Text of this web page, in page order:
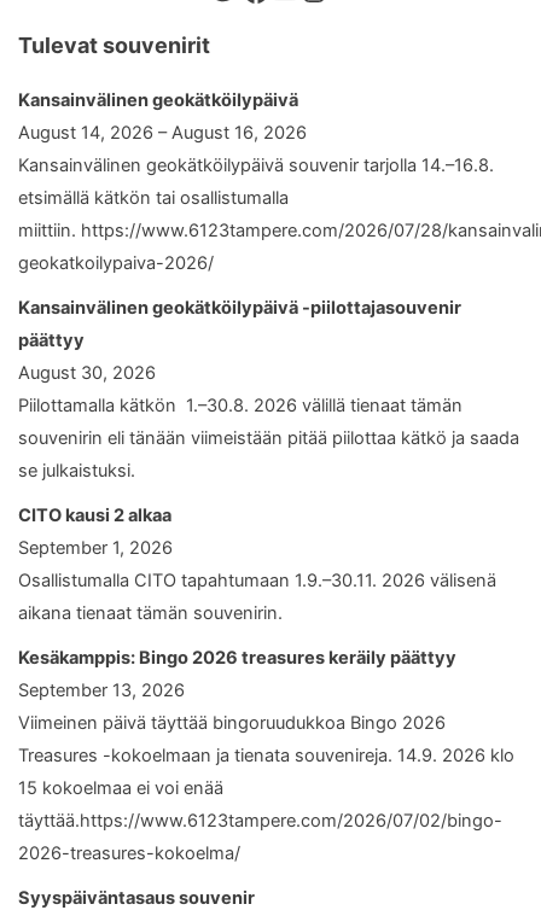
Tulevat souvenirit
Kansainvälinen geokätköilypäivä
August 14, 2026 – August 16, 2026
Kansainvälinen geokätköilypäivä souvenir tarjolla 14.–16.8.
etsimällä kätkön tai osallistumalla
miittiin. https://www.6123tampere.com/2026/07/28/
geokatkoilypaiva-2026/
Kansainvälinen geokätköilypäivä -piilottajasouvenir
päättyy
August 30, 2026
Piilottamalla kätkön 1.–30.8. 2026 välillä tienaat tämän
souvenirin eli tänään viimeistään pitää piilottaa kätkö ja saada
se julkaistuksi.
CITO kausi 2 alkaa
September 1, 2026
Osallistumalla CITO tapahtumaan 1.9.–30.11. 2026 välisenä
aikana tienaat tämän souvenirin.
Kesäkamppis: Bingo 2026 treasures keräily päättyy
September 13, 2026
Viimeinen päivä täyttää bingoruudukkoa Bingo 2026
Treasures -kokoelmaan ja tienata souvenireja. 14.9. 2026 klo
15 kokoelmaa ei voi enää
täyttää.https://www.6123tampere.com/2026/07/02/bingo-
2026-treasures-kokoelma/
Syyspäiväntasaus souvenir